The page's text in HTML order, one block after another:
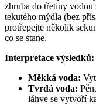
zhruba do třetiny
tekutého mýdla (bez
protřepejte několik
co se stane.
Interpretace výsledků:
Měkká voda:
Tvrdá voda:
láhve se vytvoří